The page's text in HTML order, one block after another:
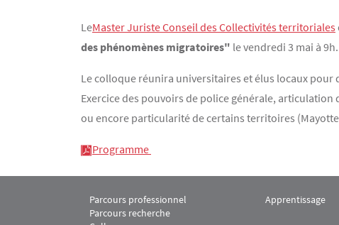
Texte
LeMaster Juriste Conseil des Collectivités territoriales
des phénomènes migratoires" le vendredi 3 mai à 9h.
Le colloque réunira universitaires et élus locaux
Exercice des pouvoirs de police générale,
ou encore particularité de certains territoires
Programme
Menu footer M2 Juriste Conseil des collectivités
Parcours professionnel
Parcours recherche
Menu footer
Apprentissage